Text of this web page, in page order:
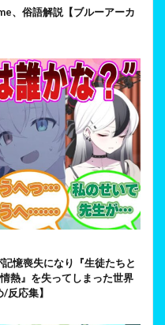
、俗語解説【ブルーアーカ
憶喪失になり『生徒たちと
熱』を失ってしまった世界
応集】